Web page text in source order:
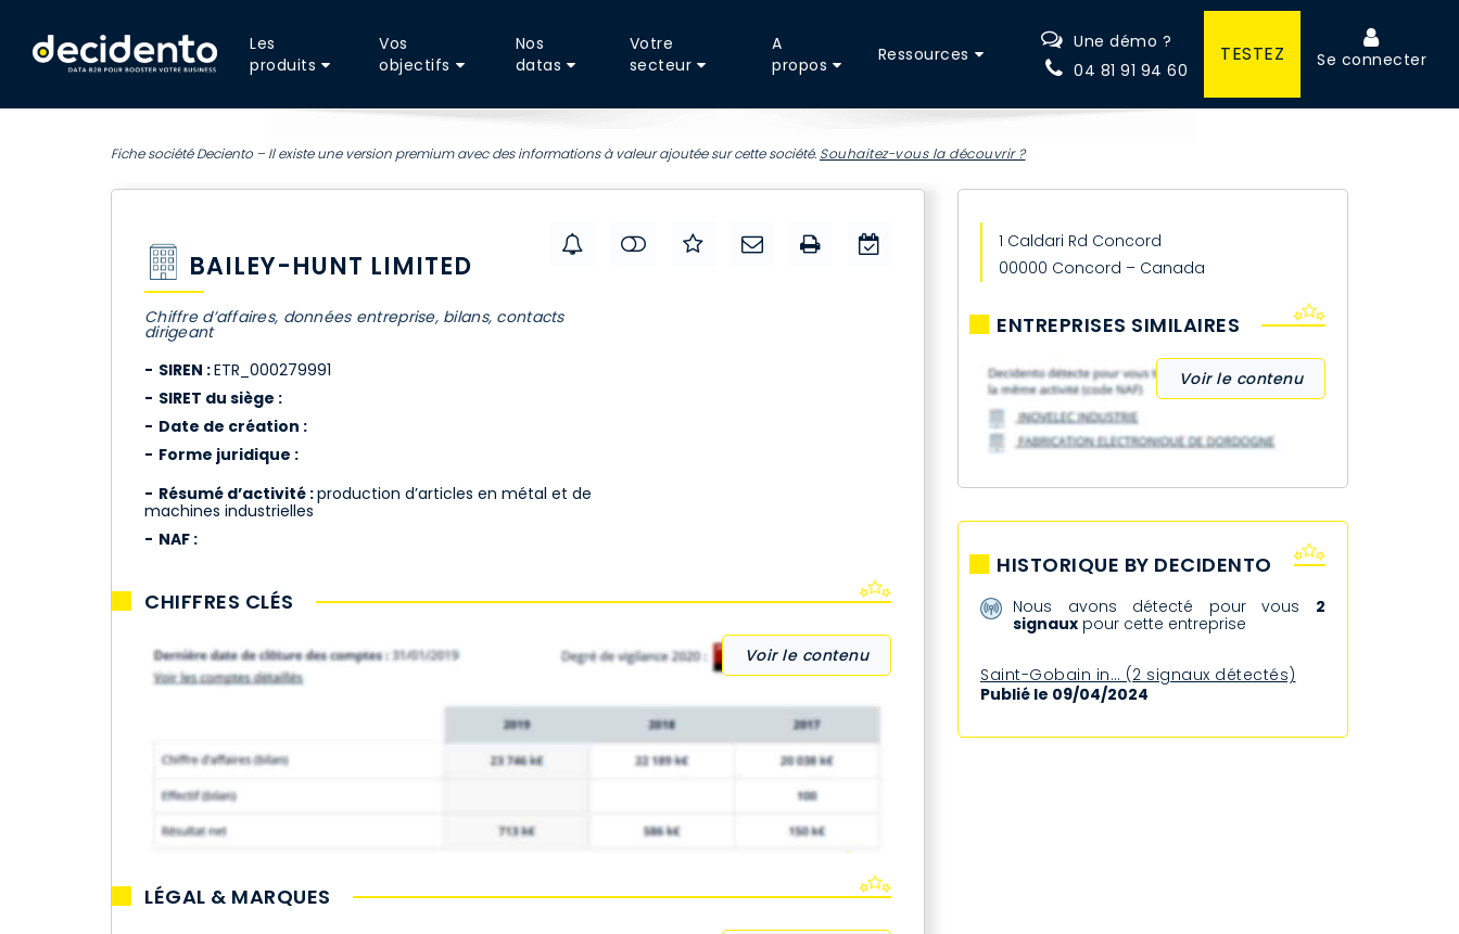
Les
produits
Vos
objectifs
Nos
datas
Votre
secteur
A
propos
Ressources
Une démo ?
04 81 91 94 60
TESTEZ Se connecter
Fiche société Deciento – Il existe une version premium avec des informations à valeur ajoutée sur cette société. Souhaitez-vous la découvrir ?
BAILEY-HUNT LIMITED
Chiffre d’affaires, données entreprise, bilans, contacts
dirigeant
SIREN :ETR_000279991
SIRET du siège :
Date de création :
Forme juridique :
Résumé d’activité :production d’articles en métal et de
machines industrielles
NAF :
CHIFFRES CLÉS
Voir le contenu
LÉGAL & MARQUES
1 Caldari Rd Concord
00000 Concord – Canada
ENTREPRISES SIMILAIRES
Voir le contenu
HISTORIQUE BY DECIDENTO
Nous avons détecté pour vous 2
signaux pour cette entreprise
Saint-Gobain in… (2 signaux détectés)
Publié le 09/04/2024